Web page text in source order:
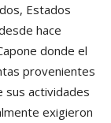
Estados
hace
donde el
provenientes
sus actividades
exigieron